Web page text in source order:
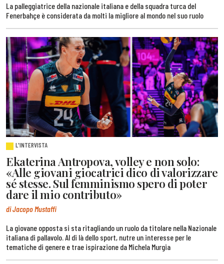
La palleggiatrice della nazionale italiana e della squadra turca del
Fenerbahçe è considerata da molti la migliore al mondo nel suo ruolo
L'INTERVISTA
Ekaterina Antropova, volley e non solo:
«Alle giovani giocatrici dico di valorizzare
sé stesse. Sul femminismo spero di poter
dare il mio contributo»
di Jacopo Mustaffi
La giovane opposta si sta ritagliando un ruolo da titolare nella Nazionale
italiana di pallavolo. Al di là dello sport, nutre un interesse per le
tematiche di genere e trae ispirazione da Michela Murgia